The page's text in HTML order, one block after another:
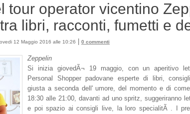
tour operator vicentino
libri, racconti, fumetti e
12 Maggio 2016 alle 10:26 0 commenti
Zeppelin
Si inizia giovedÃ¬ 19 maggio, con un aperitivo
Personal Shopper padovane esperte di libri,
giusta a seconda dell' umore, del momento e di
18:30 alle 21:00, davanti ad uno spritz, suggeriranno
e poi spazio ai consigli live, la loro specialitÃ . I